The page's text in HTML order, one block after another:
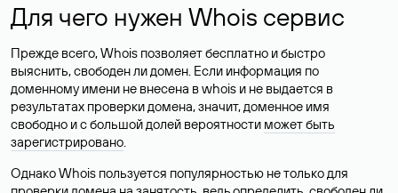
Для чего нужен Whois сервис
Прежде всего, Whois позволяет бесплатно и быстро
выяснить, свободен ли домен. Если информация по
доменному имени не внесена в whois и не выдается в
результатах проверки домена, значит, доменное имя
свободно и с большой долей вероятности может быть
зарегистрировано.
Однако Whois пользуется популярностью не только для